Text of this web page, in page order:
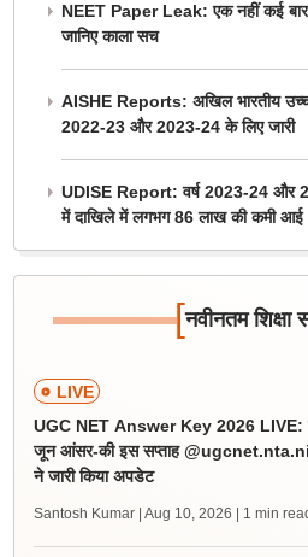
NEET Paper Leak: एक नहीं कई बार
जानिए काला सच
AISHE Reports: अखिल भारतीय उच्च
2022-23 और 2023-24 के लिए जारी
UDISE Report: वर्ष 2023-24 और
में दाखिले में लगभग 86 लाख की कमी आई
[नवीनतम शिक्षा
LIVE
UGC NET Answer Key 2026 LIVE:
जून आंसर-की इस सप्ताह
ने जारी किया अपडेट
Santosh Kumar | Aug 10, 2026 | 1 min